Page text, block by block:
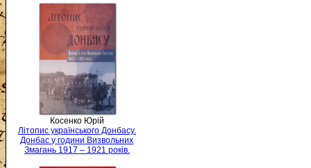
Косенко Юрій
Літопис українського Донбасу.
Донбас у години Визвольних
Змагань 1917 – 1921 років.